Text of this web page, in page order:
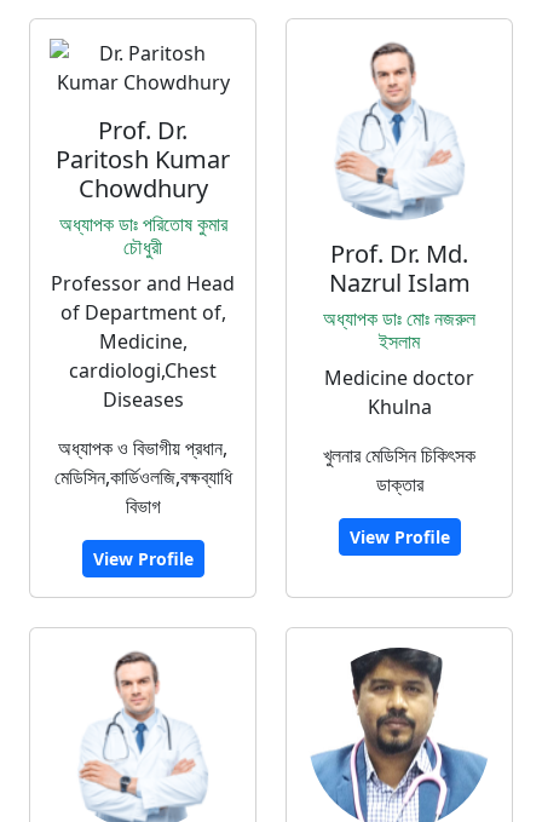
Prof. Dr.
Paritosh Kumar
Chowdhury
অধ্যাপক ডাঃ পরিতোষ কুমার
চৌধুরী
Professor and Head
of Department of,
Medicine,
cardiologi,Chest
Diseases
অধ্যাপক ও বিভাগীয় প্রধান,
মেডিসিন,কার্ডিওলজি,বক্ষব্যাধি
বিভাগ
View Profile
Prof. Dr. Md.
Nazrul Islam
অধ্যাপক ডাঃ মোঃ নজরুল
ইসলাম
Medicine doctor
Khulna
খুলনার মেডিসিন চিকিৎসক
ডাক্তার
View Profile